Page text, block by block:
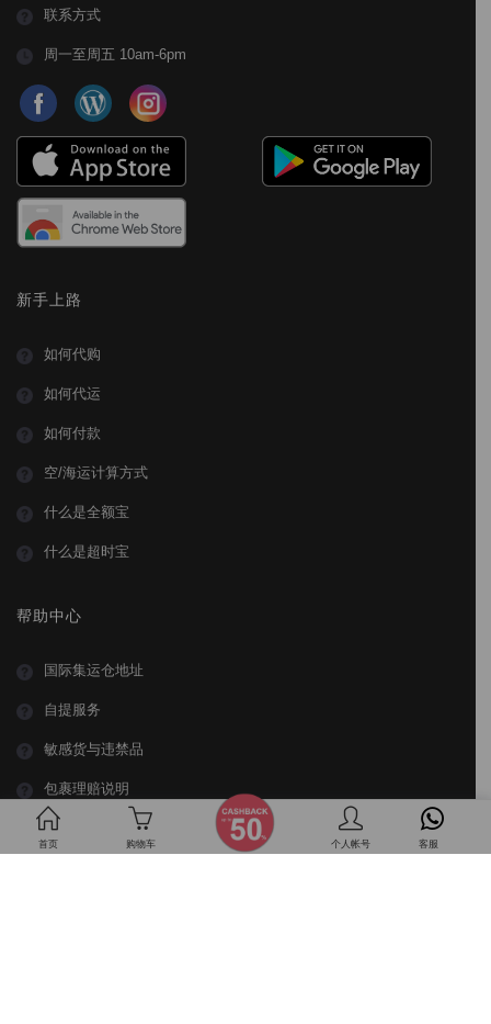
联系方式
周一至周五 10am-6pm
新手上路
如何代购
如何代运
如何付款
空/海运计算方式
什么是全额宝
什么是超时宝
帮助中心
国际集运仓地址
自提服务
敏感货与违禁品
包裹理赔说明
关于 BuyMall
首页 购物车 个人帐号 客服